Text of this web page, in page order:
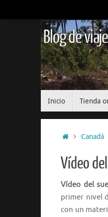
al
Blog de
Inicio Tienda
InicioCanadá
Vídeo
Vídeo del
primer nivel
con un